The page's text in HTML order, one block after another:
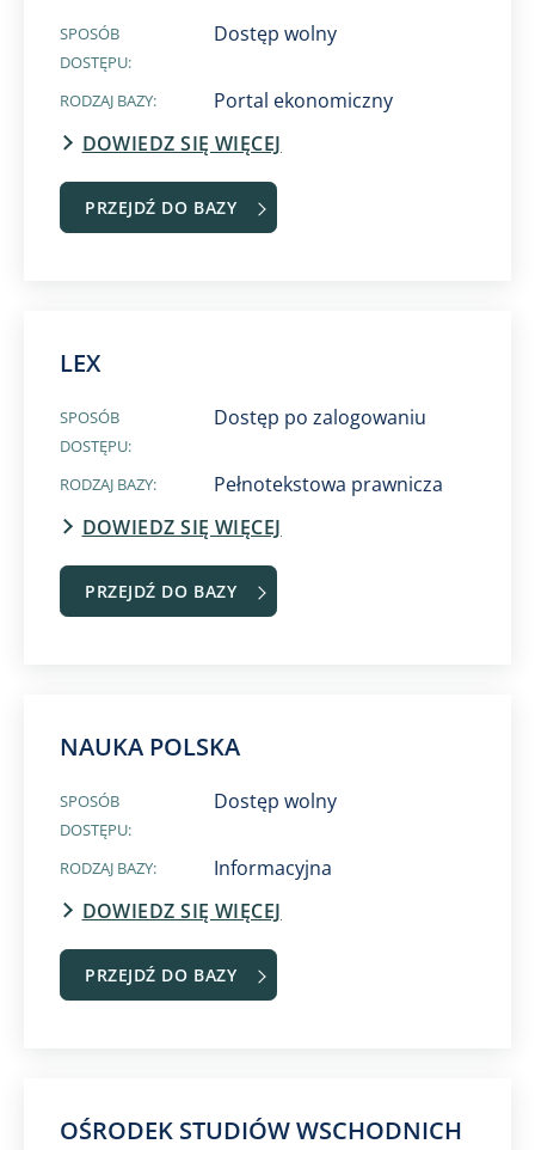
SPOSÓB
DOSTĘPU:
Dostęp wolny
RODZAJ BAZY:
Portal ekonomiczny
DOWIEDZ SIĘ WIĘCEJ
PRZEJDŹ DO BAZY
LEX​
SPOSÓB
DOSTĘPU:
Dostęp po zalogowaniu
RODZAJ BAZY:
Pełnotekstowa prawnicza
DOWIEDZ SIĘ WIĘCEJ
PRZEJDŹ DO BAZY
NAUKA POLSKA
SPOSÓB
DOSTĘPU:
Dostęp wolny
RODZAJ BAZY:
Informacyjna
DOWIEDZ SIĘ WIĘCEJ
PRZEJDŹ DO BAZY
OŚRODEK STUDIÓW WSCHODNICH